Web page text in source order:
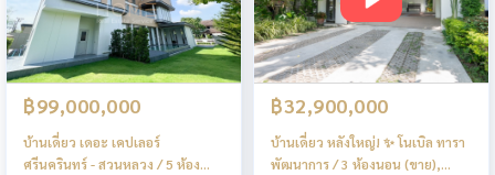
฿99,000,000
บ้านเดี่ยว เดอะ เคปเลอร์
ศรีนครินทร์ - สวนหลวง / 5 ห้อง
฿32,900,000
บ้านเดี่ยว หลังใหญ่! ✨ โนเบิล ทารา
พัฒนาการ / 3 ห้องนอน (ขาย),